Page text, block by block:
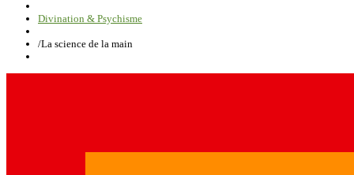
Divination & Psychisme
/La science de la main